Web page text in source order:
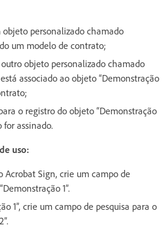
personalizado chamado
um modelo de contrato;
objeto personalizado chamado
associado ao objeto “Demonstração
o registro do objeto “Demonstração
for assinado.
uso:
Acrobat Sign, crie um campo de
1”.
1”, crie um campo de pesquisa para o